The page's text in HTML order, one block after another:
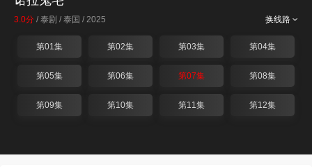
换线路
3.0分 / 泰剧 / 泰国 / 2025
第01集 第02集 第03集 第04集
第05集 第06集 第07集 第08集
第09集 第10集 第11集 第12集